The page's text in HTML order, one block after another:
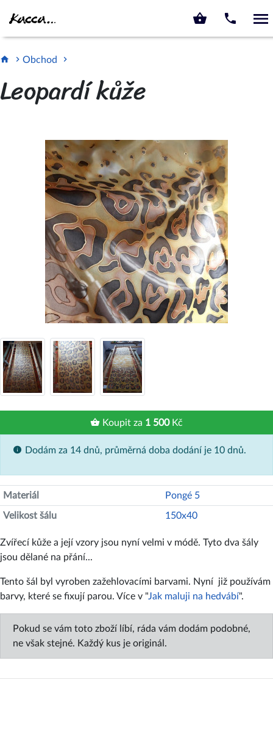
Obchod
Leopardí kůže
Koupit za 1 500Kč
Dodám za 14 dnů, průměrná doba dodání je 10 dnů.
Materiál Pongé 5
Velikost šálu 150x40
Zvířecí kůže a její vzory jsou nyní velmi v módě. Tyto dva šály
jsou dělané na přání...
Tento šál byl vyroben zažehlovacími barvami. Nyní již používám
barvy, které se fixují parou. Více v "Jak maluji na hedvábí".
Pokud se vám toto zboží líbí, ráda vám dodám podobné,
ne však stejné. Každý kus je originál.